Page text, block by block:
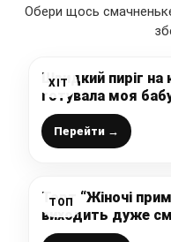
Обери щось
ХІТ
Швидкий пиріг на
готувала моя
готувати, тому
Перейти →
ТОП
Торт “Жіночі
виходить дуже
смаком, а